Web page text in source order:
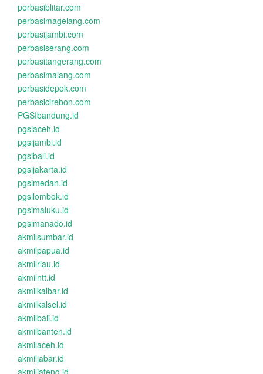
perbasiblitar.com
perbasimagelang.com
perbasijambi.com
perbasiserang.com
perbasitangerang.com
perbasimalang.com
perbasidepok.com
perbasicirebon.com
PGSIbandung.id
pgsiaceh.id
pgsijambi.id
pgsibali.id
pgsijakarta.id
pgsimedan.id
pgsilombok.id
pgsimaluku.id
pgsimanado.id
akmilsumbar.id
akmilpapua.id
akmilriau.id
akmilntt.id
akmilkalbar.id
akmilkalsel.id
akmilbali.id
akmilbanten.id
akmilaceh.id
akmiljabar.id
akmiljateng.id